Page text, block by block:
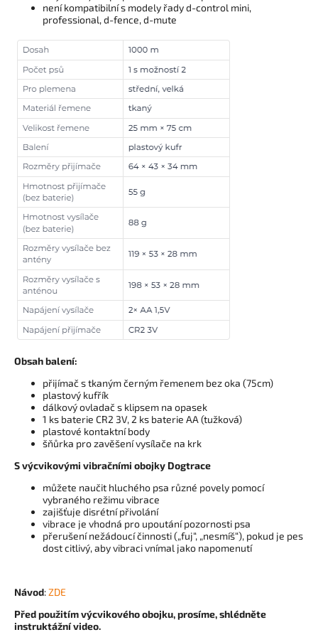
není kompatibilní s modely řady d-control mini,
professional, d-fence, d-mute
Obsah balení:
přijímač s tkaným černým řemenem bez oka (75cm)
plastový kufřík
dálkový ovladač s klipsem na opasek
1 ks baterie CR2 3V, 2 ks baterie AA (tužková)
plastové kontaktní body
šňůrka pro zavěšení vysílače na krk
S výcvikovými vibračními obojky Dogtrace
můžete naučit hluchého psa různé povely pomocí
vybraného režimu vibrace
zajišťuje disrétní přivolání
vibrace je vhodná pro upoutání pozornosti psa
přerušení nežádoucí činnosti („fuj“, „nesmíš“), pokud je pes
dost citlivý, aby vibraci vnímal jako napomenutí
Návod:ZDE
Před použitím výcvikového obojku, prosíme, shlédněte
instruktážní video.